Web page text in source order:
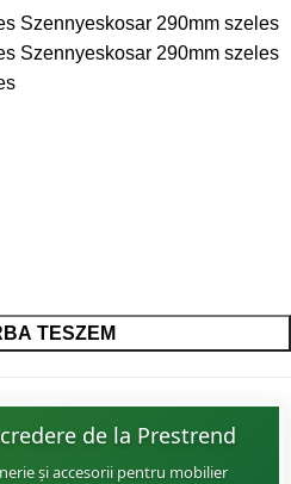
Szennyeskosar 290mm szeles
Szennyeskosar 290mm szeles
TESZEM
de la Prestrend
și accesorii pentru mobilier